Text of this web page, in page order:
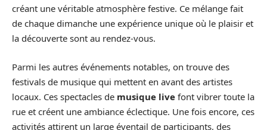
créant une véritable atmosphère festive. Ce mélange fait
de chaque dimanche une expérience unique où le plaisir et
la découverte sont au rendez-vous.
Parmi les autres événements notables, on trouve des
festivals de musique qui mettent en avant des artistes
locaux. Ces spectacles de musique live font vibrer toute la
rue et créent une ambiance éclectique. Une fois encore, ces
activités attirent un large éventail de participants, des